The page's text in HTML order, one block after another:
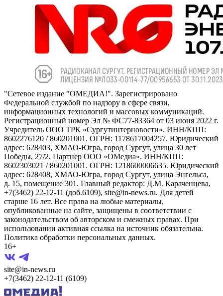
"Сетевое издание "ОМЕДИА!". Зарегистрировано
Федеральной службой по надзору в сфере связи,
информационных технологий и массовых коммуникаций.
Регистрационный номер Эл № ФС77-83364 от 03 июня 2022 г.
Учредитель ООО ТРК «Сургутинтерновости». ИНН/КПП:
8602276120 / 860201001. ОГРН: 1178617004257. Юридический
адрес: 628403, ХМАО-Югра, город Сургут, улица 30 лет
Победы, 27/2. Партнер ООО «ОМедиа». ИНН/КПП:
8602303021 / 860201001. ОГРН: 1218600006635. Юридический
адрес: 628408, ХМАО-Югра, город Сургут, улица Энгельса,
д. 15, помещение 301. Главный редактор: Д.М. Караченцева,
+7(3462) 22-12-11 (доб.6109), site@in-news.ru. Для детей
старше 16 лет. Все права на любые материалы,
опубликованные на сайте, защищены в соответствии с
законодательством об авторском и смежных правах. При
использовании активная ссылка на источник обязательна.
Политика обработки персональных данных.
16+
site@in-news.ru
+7(3462) 22-12-11 (6109)